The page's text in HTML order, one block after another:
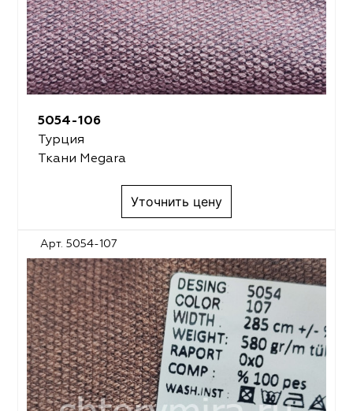
5054-106
Турция
Ткани Megara
Уточнить цену
Арт. 5054-107